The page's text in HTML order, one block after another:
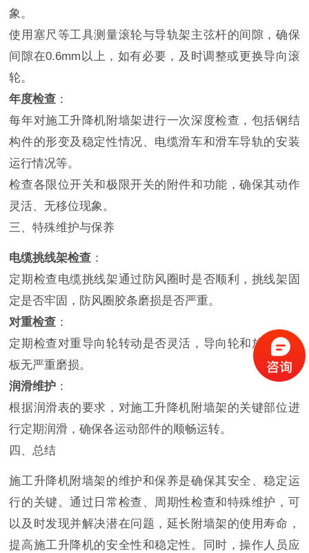
象。
使用塞尺等工具测量滚轮与导轨架主弦杆的间隙，确保
间隙在0.6mm以上，如有必要，及时调整或更换导向滚
轮。
年度检查 ：
每年对施工升降机附墙架进行一次深度检查，包括钢结
构件的形变及稳定性情况、电缆滑车和滑车导轨的安装
运行情况等。
检查各限位开关和极限开关的附件和功能，确保其动作
灵活、无移位现象。
三、特殊维护与保养
电缆挑线架检查 ：
定期检查电缆挑线架通过防风圈时是否顺利，挑线架固
定是否牢固，防风圈胶条磨损是否严重。
对重检查 ：
定期检查对重导向轮转动是否灵活，导向轮和放脱轨导
板无严重磨损。
润滑维护 ：
根据润滑表的要求，对施工升降机附墙架的关键部位进
行定期润滑，确保各运动部件的顺畅运转。
四、总结
施工升降机附墙架的维护和保养是确保其安全、稳定运
行的关键。通过日常检查、周期性检查和特殊维护，可
以及时发现并解决潜在问题，延长附墙架的使用寿命，
提高施工升降机的安全性和稳定性。同时，操作人员应